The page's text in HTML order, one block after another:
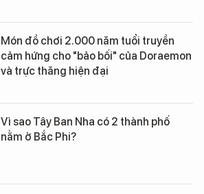
Món đồ chơi 2.000 năm tuổi truyền
cảm hứng cho "bảo bối" của Doraemon
và trực thăng hiện đại
Vì sao Tây Ban Nha có 2 thành phố
nằm ở Bắc Phi?